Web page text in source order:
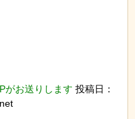
がお送りします 投稿日：